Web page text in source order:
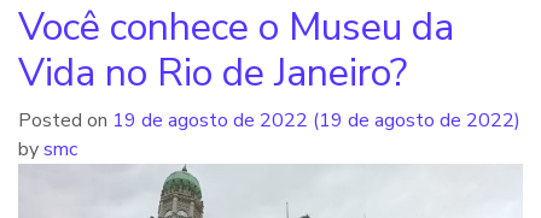
Você conhece o Museu da
Vida no Rio de Janeiro?
Posted on 19 de agosto de 2022 (19 de agosto de 2022)
bysmc